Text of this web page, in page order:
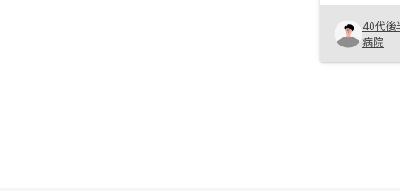
や老後の
トが大き
が多忙な
RENOSY
40代後
病院